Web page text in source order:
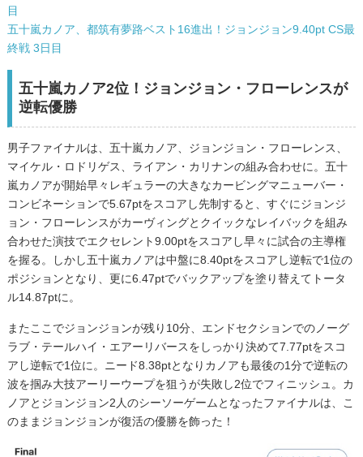
目
五十嵐カノア、都筑有夢路ベスト16進出！ジョンジョン9.40pt CS最
終戦 3日目
五十嵐カノア2位！ジョンジョン・フローレンスが
逆転優勝
男子ファイナルは、五十嵐カノア、ジョンジョン・フローレンス、
マイケル・ロドリゲス、ライアン・カリナンの組み合わせに。五十
嵐カノアが開始早々レギュラーの大きなカービングマニューバー・
コンビネーションで5.67ptをスコアし先制すると、すぐにジョンジ
ョン・フローレンスがカーヴィングとクイックなレイバックを組み
合わせた演技でエクセレント9.00ptをスコアし早々に試合の主導権
を握る。しかし五十嵐カノアは中盤に8.40ptをスコアし逆転で1位の
ポジションとなり、更に6.47ptでバックアップを塗り替えてトータ
ル14.87ptに。
またここでジョンジョンが残り10分、エンドセクションでのノーグ
ラブ・テールハイ・エアーリバースをしっかり決めて7.77ptをスコ
アし逆転で1位に。ニード8.38ptとなりカノアも最後の1分で逆転の
波を掴み大技アーリーウープを狙うが失敗し2位でフィニッシュ。カ
ノアとジョンジョン2人のシーソーゲームとなったファイナルは、こ
のままジョンジョンが復活の優勝を飾った！